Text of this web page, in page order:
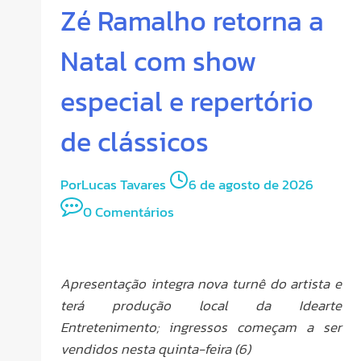
Zé Ramalho retorna a
Natal com show
especial e repertório
de clássicos
PorLucas Tavares
6 de agosto de 2026
0 Comentários
Apresentação integra nova turnê do artista e
terá produção local da Idearte
Entretenimento; ingressos começam a ser
vendidos nesta quinta-feira (6)